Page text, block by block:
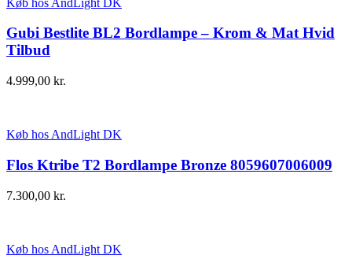
Gubi Bestlite BL2 Bordlampe – Krom & Mat Hvid
Tilbud
4.999,00 kr.
Køb hos AndLight DK
Flos Ktribe T2 Bordlampe Bronze 8059607006009
7.300,00 kr.
Køb hos AndLight DK